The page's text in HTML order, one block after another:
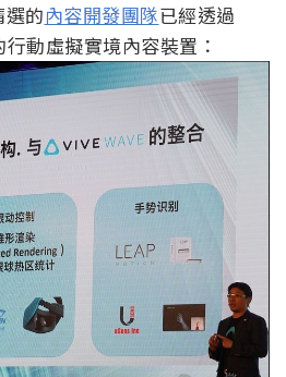
的內容開發團隊已經透過
動虛擬實境內容裝置：